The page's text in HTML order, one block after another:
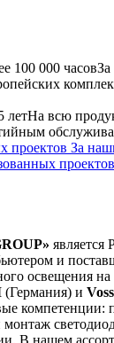
100 000 часовЗа
летНа всю
проектов За
является
и
освещения на
(Германия) и
компетенции:
монтаж
В нашем